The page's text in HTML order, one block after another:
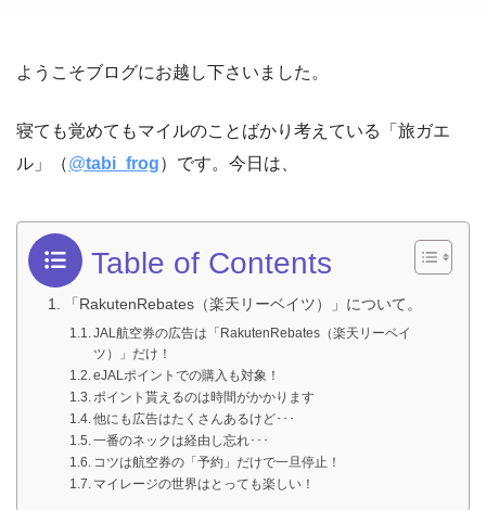
ようこそブログにお越し下さいました。
寝ても覚めてもマイルのことばかり考えている「旅ガエ
ル」（@tabi_frog）です。今日は、
Table of Contents
「RakutenRebates（楽天リーベイツ）」について。
JAL航空券の広告は「RakutenRebates（楽天リーベイ
ツ）」だけ！
eJALポイントでの購入も対象！
ポイント貰えるのは時間がかかります
他にも広告はたくさんあるけど･･･
一番のネックは経由し忘れ･･･
コツは航空券の「予約」だけで一旦停止！
マイレージの世界はとっても楽しい！